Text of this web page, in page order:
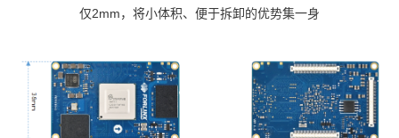
仅2mm，将小体积、便于拆卸的优势集一身